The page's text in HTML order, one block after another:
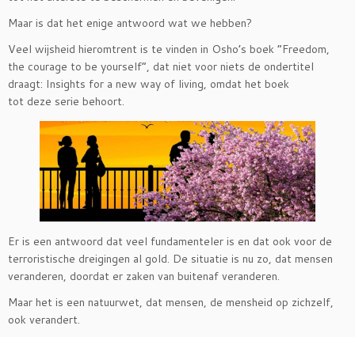
Maar is dat het enige antwoord wat we hebben?
Veel wijsheid hieromtrent is te vinden in Osho’s boek “Freedom,
the courage to be yourself”, dat niet voor niets de ondertitel
draagt: Insights for a new way of living, omdat het boek
tot deze serie behoort.
Er is een antwoord dat veel fundamenteler is en dat ook voor de
terroristische dreigingen al gold. De situatie is nu zo, dat mensen
veranderen, doordat er zaken van buitenaf veranderen.
Maar het is een natuurwet, dat mensen, de mensheid op zichzelf,
ook verandert.